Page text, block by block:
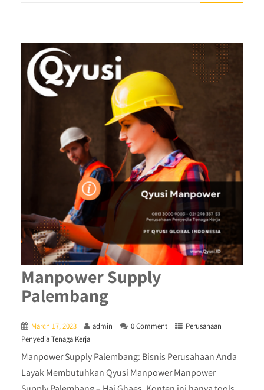
Manpower Supply
Palembang
March 17, 2023 admin 0 Comment
Perusahaan
Penyedia Tenaga Kerja
Manpower Supply Palembang: Bisnis Perusahaan Anda
Layak Membutuhkan Qyusi Manpower Manpower